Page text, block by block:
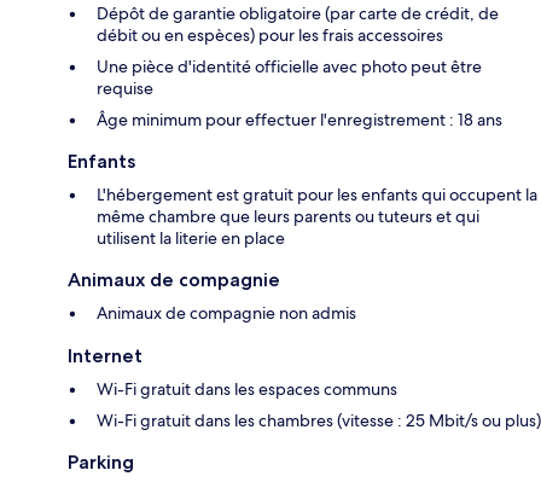
Dépôt de garantie obligatoire (par carte de crédit, de
débit ou en espèces) pour les frais accessoires
Une pièce d'identité officielle avec photo peut être
requise
Âge minimum pour effectuer l'enregistrement : 18 ans
Enfants
L'hébergement est gratuit pour les enfants qui occupent la
même chambre que leurs parents ou tuteurs et qui
utilisent la literie en place
Animaux de compagnie
Animaux de compagnie non admis
Internet
Wi-Fi gratuit dans les espaces communs
Wi-Fi gratuit dans les chambres (vitesse : 25 Mbit/s ou plus)
Parking